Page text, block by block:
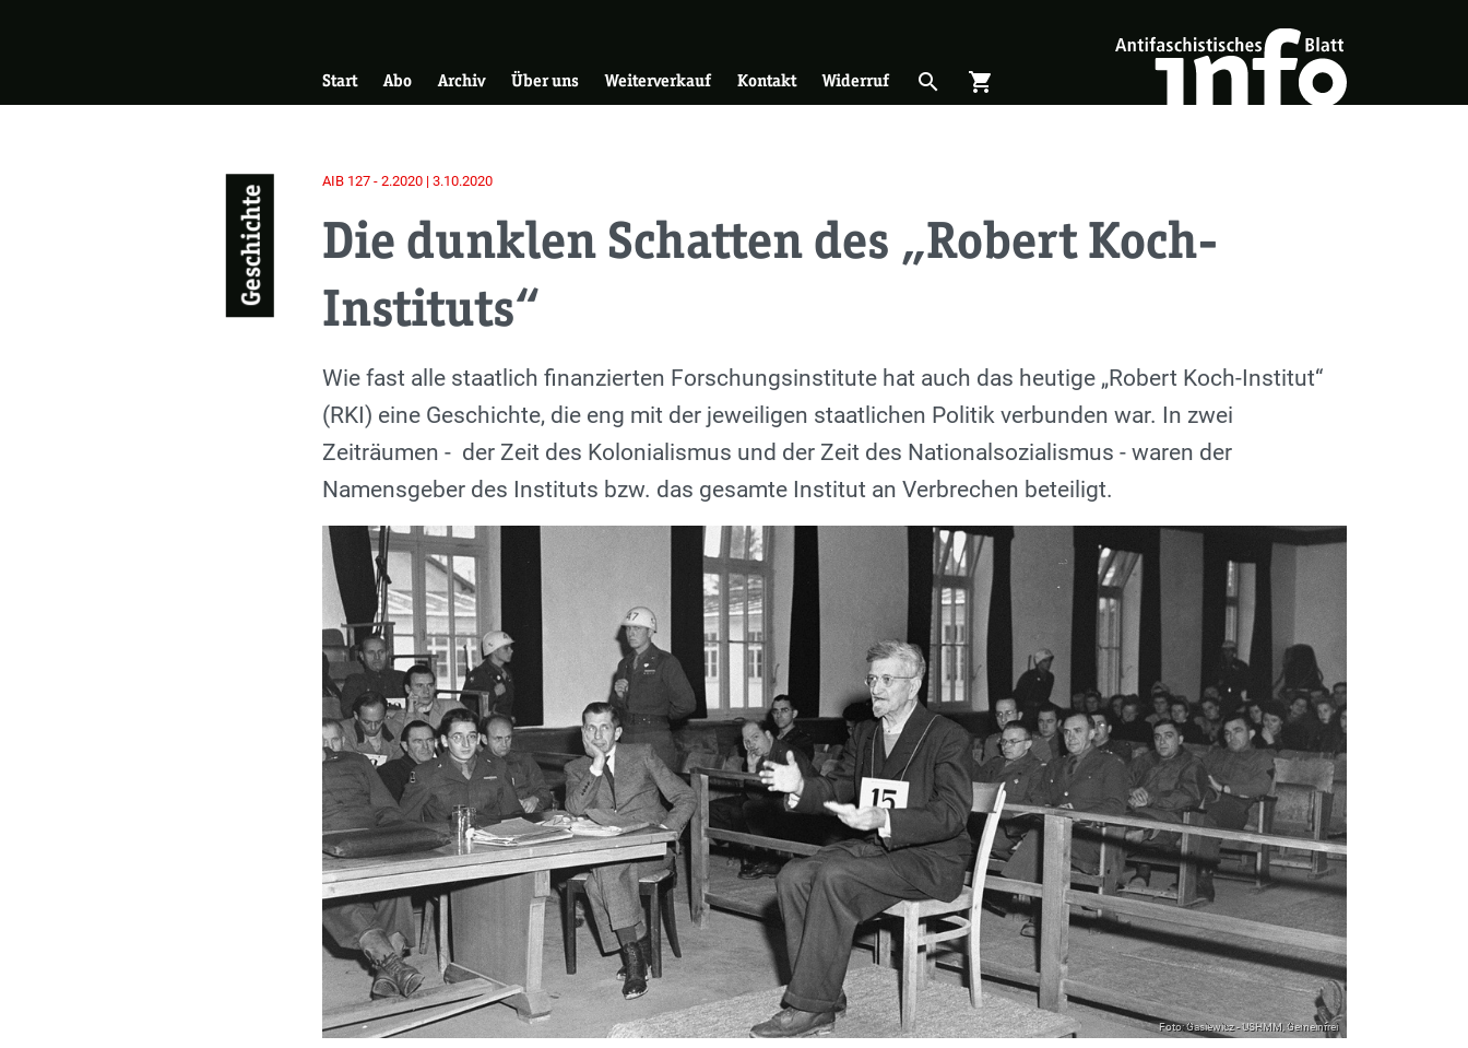
Hauptnavigation
Start Abo Archiv Über uns Weiterverkauf Kontakt Widerruf Suche öffnen
search Warenkorb öffnen
shopping_cart
Geschichte
AIB 127 - 2.2020 | 3.10.2020
Die dunklen Schatten des „Robert Koch-
Instituts“
Einleitung
Wie fast alle staatlich finanzierten Forschungsinstitute hat auch das heutige „Robert Koch-Institut“
(RKI) eine Geschichte, die eng mit der jeweiligen staatlichen Politik verbunden war. In zwei
Zeiträumen - der Zeit des Kolonialismus und der Zeit des Nationalsozialismus - waren der
Namensgeber des Instituts bzw. das gesamte Institut an Verbrechen beteiligt.
Foto: Gasiewicz - USHMM, Gemeinfrei